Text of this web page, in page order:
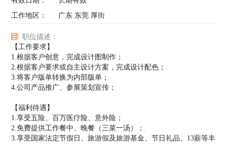
工作地区：
广东 东莞 厚街
职位描述：
【工作要求】
1.根据客户创意，完成设计图制作；
2.根据客户要求或自主设计方案，完成设计配色；
3.将客户版单转换为内部版单；
4.公司产品推广、参展策划宣传；
【福利待遇】
1.享受五险、百万医疗险、意外险；
2.免费提供工作餐中、晚餐（三菜一汤）；
3.享受国家法定节假日、旅游假及旅游基金、节日礼品、13薪等丰